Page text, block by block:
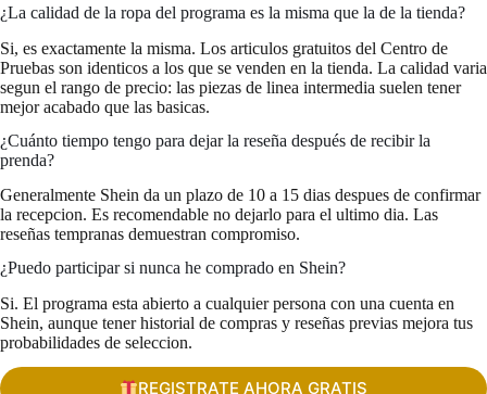
¿La calidad de la ropa del programa es la misma que la de la tienda?
Si, es exactamente la misma. Los articulos gratuitos del Centro de
Pruebas son identicos a los que se venden en la tienda. La calidad varia
segun el rango de precio: las piezas de linea intermedia suelen tener
mejor acabado que las basicas.
¿Cuánto tiempo tengo para dejar la reseña después de recibir la
prenda?
Generalmente Shein da un plazo de 10 a 15 dias despues de confirmar
la recepcion. Es recomendable no dejarlo para el ultimo dia. Las
reseñas tempranas demuestran compromiso.
¿Puedo participar si nunca he comprado en Shein?
Si. El programa esta abierto a cualquier persona con una cuenta en
Shein, aunque tener historial de compras y reseñas previas mejora tus
probabilidades de seleccion.
REGISTRATE AHORA GRATIS